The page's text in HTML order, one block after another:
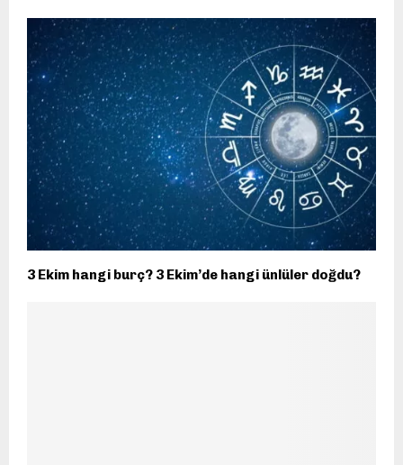
3 Ekim hangi burç? 3 Ekim’de hangi ünlüler doğdu?